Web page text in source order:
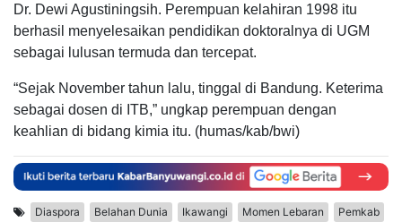
Dr. Dewi Agustiningsih. Perempuan kelahiran 1998 itu
berhasil menyelesaikan pendidikan doktoralnya di UGM
sebagai lulusan termuda dan tercepat.
“Sejak November tahun lalu, tinggal di Bandung. Keterima
sebagai dosen di ITB,” ungkap perempuan dengan
keahlian di bidang kimia itu. (humas/kab/bwi)
Diaspora Belahan Dunia Ikawangi Momen Lebaran
Pemkab